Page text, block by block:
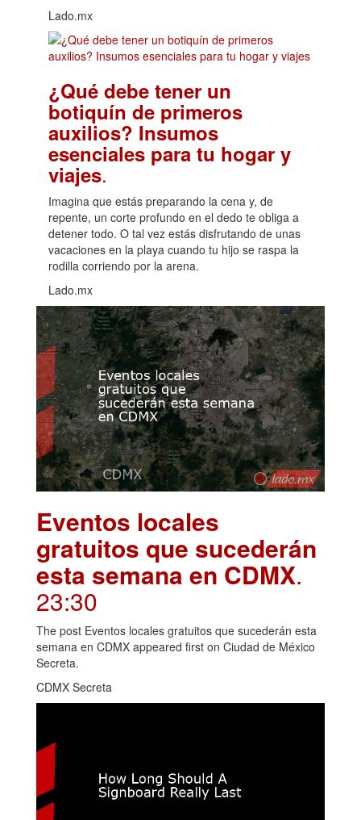
Lado.mx
¿Qué debe tener un
botiquín de primeros
auxilios? Insumos
esenciales para tu hogar y
viajes.
Imagina que estás preparando la cena y, de
repente, un corte profundo en el dedo te obliga a
detener todo. O tal vez estás disfrutando de unas
vacaciones en la playa cuando tu hijo se raspa la
rodilla corriendo por la arena.
Lado.mx
Eventos locales
gratuitos que sucederán
esta semana en CDMX.
23:30
The post Eventos locales gratuitos que sucederán esta
semana en CDMX appeared first on Ciudad de México
Secreta.
CDMX Secreta